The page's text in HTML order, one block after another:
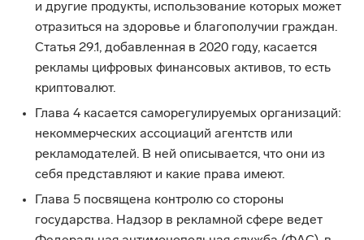
и другие продукты, использование которых может
отразиться на здоровье и благополучии граждан.
Статья 29.1, добавленная в 2020 году, касается
рекламы цифровых финансовых активов, то есть
криптовалют.
Глава 4 касается саморегулируемых организаций:
некоммерческих ассоциаций агентств или
рекламодателей. В ней описывается, что они из
себя представляют и какие права имеют.
Глава 5 посвящена контролю со стороны
государства. Надзор в рекламной сфере ведет